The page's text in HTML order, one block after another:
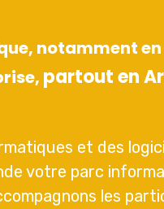
notamment
partout en
et des
votre parc
les